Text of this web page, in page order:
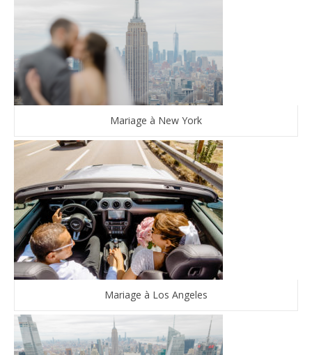
Mariage à New York
Mariage à Los Angeles